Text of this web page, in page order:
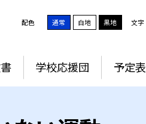
配色 通常 白地 黒地 文字
学校応援団 予定表